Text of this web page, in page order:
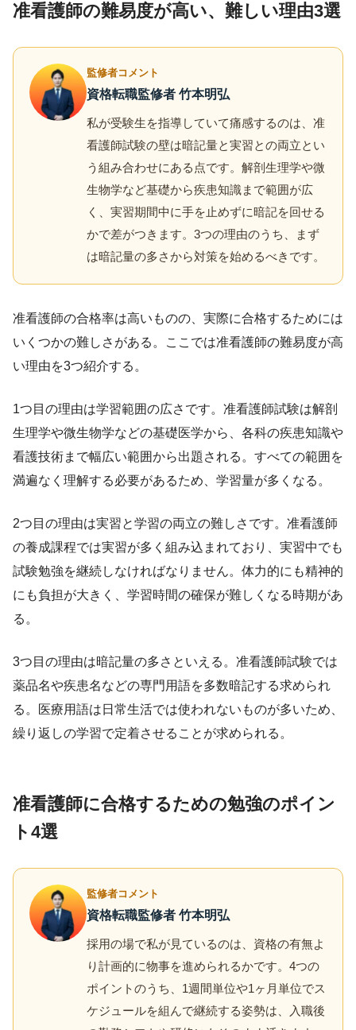
准看護師の難易度が高い、難しい理由3選
監修者コメント
資格転職監修者 竹本明弘
私が受験生を指導していて痛感するのは、准
看護師試験の壁は暗記量と実習との両立とい
う組み合わせにある点です。解剖生理学や微
生物学など基礎から疾患知識まで範囲が広
く、実習期間中に手を止めずに暗記を回せる
かで差がつきます。3つの理由のうち、まず
は暗記量の多さから対策を始めるべきです。
准看護師の合格率は高いものの、実際に合格するためには
いくつかの難しさがある。ここでは准看護師の難易度が高
い理由を3つ紹介する。
1つ目の理由は学習範囲の広さです。准看護師試験は解剖
生理学や微生物学などの基礎医学から、各科の疾患知識や
看護技術まで幅広い範囲から出題される。すべての範囲を
満遍なく理解する必要があるため、学習量が多くなる。
2つ目の理由は実習と学習の両立の難しさです。准看護師
の養成課程では実習が多く組み込まれており、実習中でも
試験勉強を継続しなければなりません。体力的にも精神的
にも負担が大きく、学習時間の確保が難しくなる時期があ
る。
3つ目の理由は暗記量の多さといえる。准看護師試験では
薬品名や疾患名などの専門用語を多数暗記する求められ
る。医療用語は日常生活では使われないものが多いため、
繰り返しの学習で定着させることが求められる。
准看護師に合格するための勉強のポイン
ト4選
監修者コメント
資格転職監修者 竹本明弘
採用の場で私が見ているのは、資格の有無よ
り計画的に物事を進められるかです。4つの
ポイントのうち、1週間単位や1ヶ月単位でス
ケジュールを組んで継続する姿勢は、入職後